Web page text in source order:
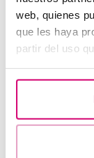
web, quienes
que les haya
partir del uso
quistes en los